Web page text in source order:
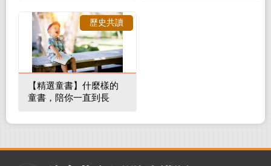
【精選童書】什麼樣的
童書，陪你一直到長
歷史共讀